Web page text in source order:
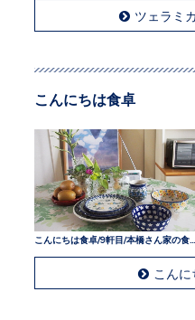
ツェラミ
こんにちは食卓
こんにちは食卓/9軒目/本橋さん家の食卓
こん